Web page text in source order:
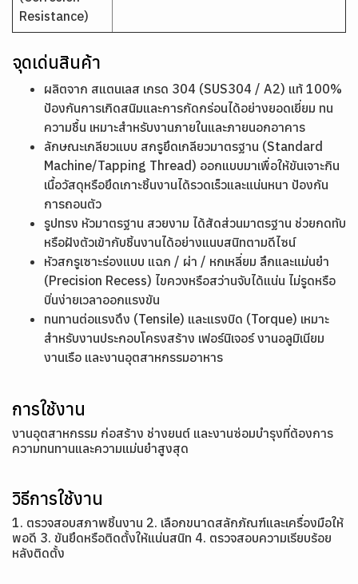
Resistance)
จุดเด่นสินค้า
ผลิตจาก สแตนเลส เกรด 304 (SUS304 / A2) แท้ 100%
ป้องกันการเกิดสนิมและการกัดกร่อนได้อย่างยอดเยี่ยม ทน
ความชื้น เหมาะสำหรับงานภายในและภายนอกอาคาร
ลักษณะเกลียวแบบ สกรูยึดเกลียวมาตรฐาน (Standard
Machine/Tapping Thread) ออกแบบมาเพื่อให้ขันเจาะกิน
เนื้อวัสดุหรือยึดเกาะชิ้นงานได้รวดเร็วและแน่นหนา ป้องกัน
การถอนตัว
รูปทรง หัวมาตรฐาน สวยงาม ได้สัดส่วนมาตรฐาน ช่วยกดทับ
หรือฝังตัวเข้ากับชิ้นงานได้อย่างแนบสนิทตามดีไซน์
หัวสกรูเซาะร่องแบบ แฉก / ผ่า / หกเหลี่ยม ลึกและแม่นยำ
(Precision Recess) ไขควงหรือสว่านจับได้แน่น ไม่รูดหรือ
บิ่นง่ายเวลาออกแรงขัน
ทนทานต่อแรงดึง (Tensile) และแรงบิด (Torque) เหมาะ
สำหรับงานประกอบโครงสร้าง เฟอร์นิเจอร์ งานอลูมิเนียม
งานเรือ และงานอุตสาหกรรมอาหาร
การใช้งาน
งานอุตสาหกรรม ก่อสร้าง ช่างยนต์ และงานซ่อมบำรุงที่ต้องการ
ความทนทานและความแม่นยำสูงสุด
วิธีการใช้งาน
1. ตรวจสอบสภาพชิ้นงาน 2. เลือกขนาดสลักภัณฑ์และเครื่องมือให้
พอดี 3. ขันยึดหรือติดตั้งให้แน่นสนิท 4. ตรวจสอบความเรียบร้อย
หลังติดตั้ง